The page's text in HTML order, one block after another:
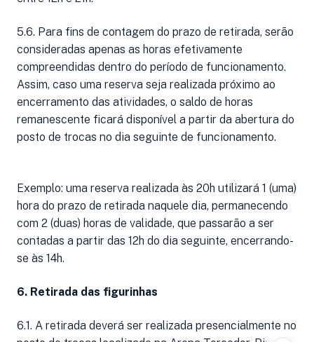
5.6. Para fins de contagem do prazo de retirada, serão
consideradas apenas as horas efetivamente
compreendidas dentro do período de funcionamento.
Assim, caso uma reserva seja realizada próximo ao
encerramento das atividades, o saldo de horas
remanescente ficará disponível a partir da abertura do
posto de trocas no dia seguinte de funcionamento.
Exemplo: uma reserva realizada às 20h utilizará 1 (uma)
hora do prazo de retirada naquele dia, permanecendo
com 2 (duas) horas de validade, que passarão a ser
contadas a partir das 12h do dia seguinte, encerrando-
se às 14h.
6. Retirada das figurinhas
6.1. A retirada deverá ser realizada presencialmente no